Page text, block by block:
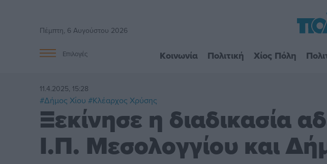
Πέμπτη, 6 Αυγούστου 2026
Επιλογές Κοινωνία Πολιτική Χίος Πόλη
11.4.2025, 15:28
#Δήμος Χίου #Κλέαρχος Χρύσης
Ξεκίνησε η διαδικασία
Ι.Π. Μεσολογγίου και